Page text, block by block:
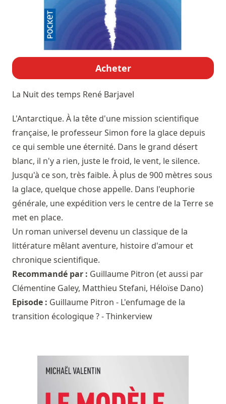
Acheter
La Nuit des temps René Barjavel
L'Antarctique. À la tête d'une mission scientifique
française, le professeur Simon fore la glace depuis
ce qui semble une éternité. Dans le grand désert
blanc, il n'y a rien, juste le froid, le vent, le silence.
Jusqu'à ce son, très faible. À plus de 900 mètres sous
la glace, quelque chose appelle. Dans l'euphorie
générale, une expédition vers le centre de la Terre se
met en place.
Un roman universel devenu un classique de la
littérature mêlant aventure, histoire d'amour et
chronique scientifique.
Recommandé par : Guillaume Pitron (et aussi par
Clémentine Galey, Matthieu Stefani, Héloïse Dano)
Episode : Guillaume Pitron - L'enfumage de la
transition écologique ? - Thinkerview